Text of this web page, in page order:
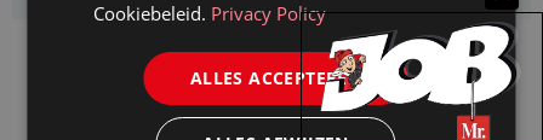
Cookiebeleid. Privacy Policy
ALLES ACCEPTEREN